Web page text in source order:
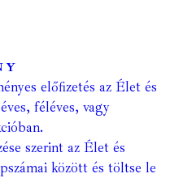
előfizetés az Élet és
féléves, vagy
szerint az Élet és
között és töltse le